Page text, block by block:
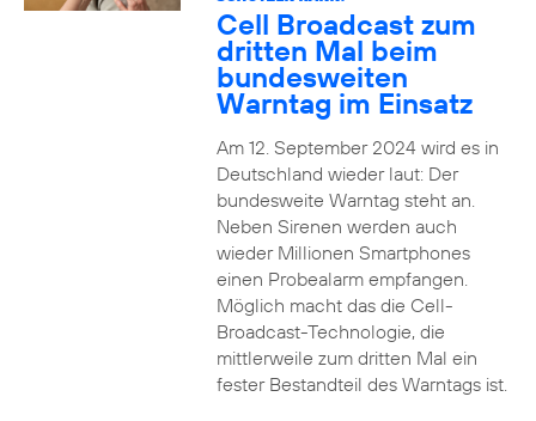
Cell Broadcast zum
dritten Mal beim
bundesweiten
Warntag im Einsatz
Am 12. September 2024 wird es in
Deutschland wieder laut: Der
bundesweite Warntag steht an.
Neben Sirenen werden auch
wieder Millionen Smartphones
einen Probealarm empfangen.
Möglich macht das die Cell-
Broadcast-Technologie, die
mittlerweile zum dritten Mal ein
fester Bestandteil des Warntags ist.